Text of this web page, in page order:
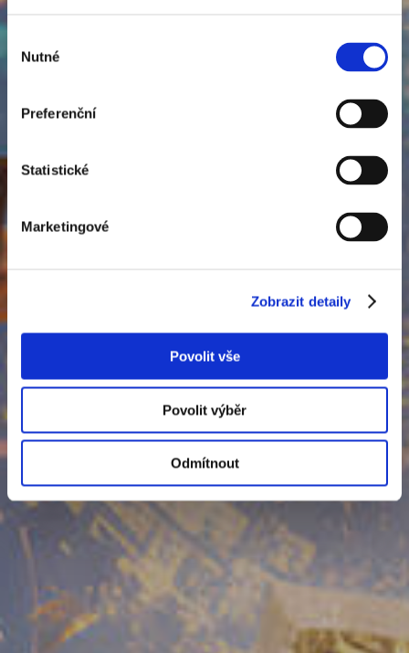
souhlasu
Nutné
Preferenční
Statistické
Marketingové
Zobrazit detaily
Povolit vše
Povolit výběr
Odmítnout